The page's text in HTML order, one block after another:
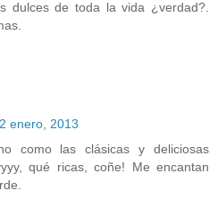
dulces de toda la vida ¿verdad?.
enero, 2013
como las clásicas y deliciosas
qué ricas, coñe! Me encantan